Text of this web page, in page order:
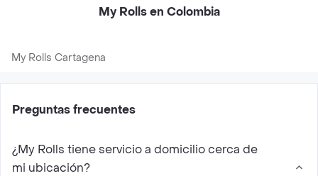
My Rolls en Colombia
My Rolls Cartagena
Preguntas frecuentes
¿My Rolls tiene servicio a domicilio cerca de
mi ubicación?